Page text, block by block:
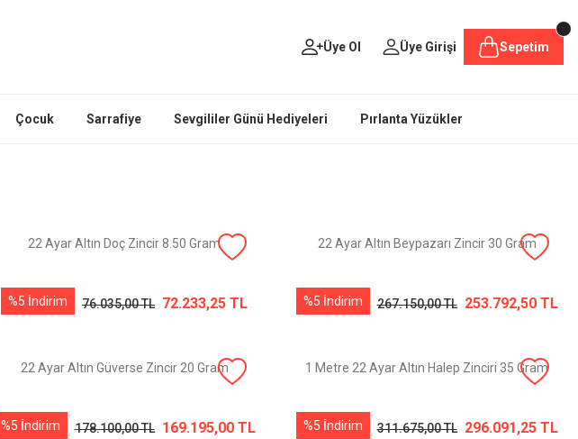
Üye Ol Üye Girişi Sepetim
Çocuk Sarrafiye Sevgililer Günü Hediyeleri Pırlanta Yüzükler
22 Ayar Altın Doç Zincir 8.50 Gram
%5 İndirim 76.035,00 TL 72.233,25 TL
22 Ayar Altın Beypazarı Zincir 30 Gram
%5 İndirim 267.150,00 TL 253.792,50 TL
22 Ayar Altın Güverse Zincir 20 Gram
%5 İndirim 178.100,00 TL 169.195,00 TL
1 Metre 22 Ayar Altın Halep Zinciri 35 Gram
%5 İndirim 311.675,00 TL 296.091,25 TL